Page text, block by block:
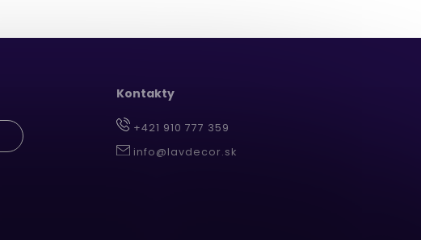
Kontakty
+421 910 777 359
info@lavdecor.sk